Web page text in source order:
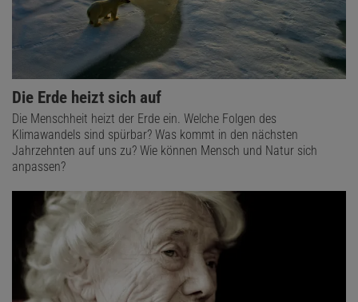
Die Erde heizt sich auf
Die Menschheit heizt der Erde ein. Welche Folgen des
Klimawandels sind spürbar? Was kommt in den nächsten
Jahrzehnten auf uns zu? Wie können Mensch und Natur sich
anpassen?